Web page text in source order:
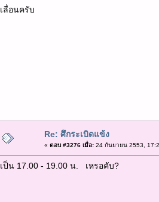
เลื่อนครับ
Re: ศึกระเบิดแข้ง
« ตอบ #3276 เมื่อ:24 กันยายน 2553,
เป็น 17.00 - 19.00 น. เหรอคับ?